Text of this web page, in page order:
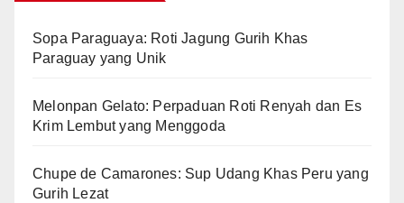
Sopa Paraguaya: Roti Jagung Gurih Khas
Paraguay yang Unik
Melonpan Gelato: Perpaduan Roti Renyah dan Es
Krim Lembut yang Menggoda
Chupe de Camarones: Sup Udang Khas Peru yang
Gurih Lezat